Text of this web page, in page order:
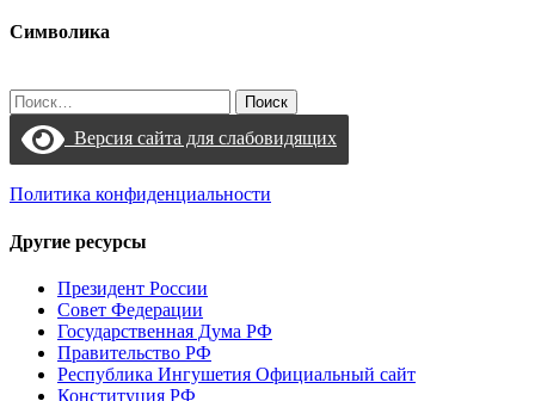
Символика
Найти:
Версия сайта для слабовидящих
Политика конфиденциальности
Другие ресурсы
Президент России
Совет Федерации
Государственная Дума РФ
Правительство РФ
Республика Ингушетия Официальный сайт
Конституция РФ